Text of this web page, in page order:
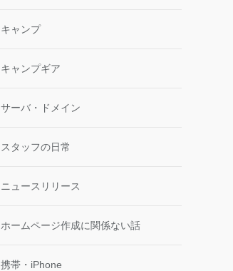
キャンプ
キャンプギア
サーバ・ドメイン
スタッフの日常
ニュースリリース
ホームページ作成に関係ない話
携帯・iPhone